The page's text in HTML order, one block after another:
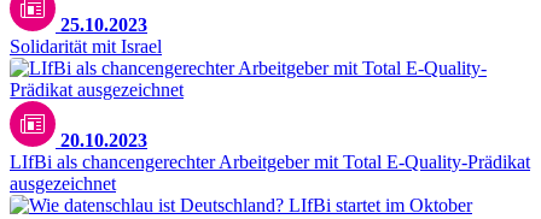
25.10.2023
Solidarität mit Israel
20.10.2023
LIfBi als chancengerechter Arbeitgeber mit Total E-Quality-Prädikat
ausgezeichnet